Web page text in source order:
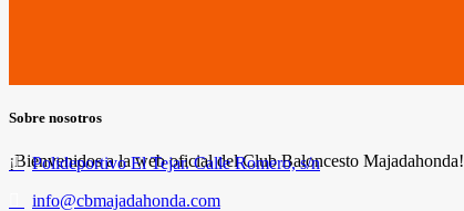
Sobre nosotros
¡Bienvenidos a la web oficial del Club Baloncesto Majadahonda!
Polideportivo El Tejar. Calle Romero, s/n
info@cbmajadahonda.com